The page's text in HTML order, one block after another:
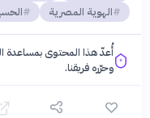
الهوية المصرية
أُعدّ هذا المحتوى بمساعدة
وحرّره فريقنا.